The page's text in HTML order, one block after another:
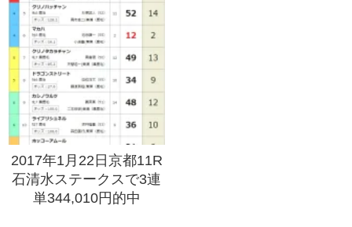
2017年1月22日京都11R
石清水ステークスで3連
単344,010円的中